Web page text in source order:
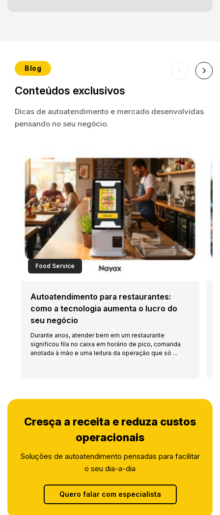
Blog
Conteúdos exclusivos
Dicas de autoatendimento e mercado desenvolvidas
pensando no seu negócio.
Food Service
Autoatendimento para restaurantes:
como a tecnologia aumenta o lucro do
seu negócio
Durante anos, atender bem em um restaurante
significou fila no caixa em horário de pico, comanda
anotada à mão e uma leitura da operação que só ...
Cresça a receita e reduza custos
operacionais
Soluções de autoatendimento pensadas para facilitar
o seu dia-a-dia
Quero falar com especialista